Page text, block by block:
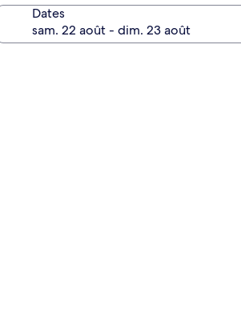
Dates